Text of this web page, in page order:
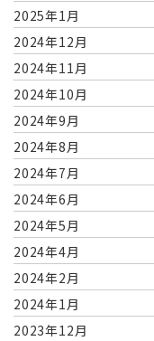
2025年1月
2024年12月
2024年11月
2024年10月
2024年9月
2024年8月
2024年7月
2024年6月
2024年5月
2024年4月
2024年2月
2024年1月
2023年12月